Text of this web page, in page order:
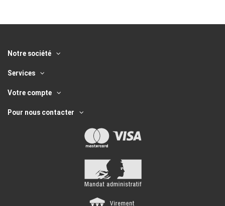
Notre société
Services
Votre compte
Pour nous contacter